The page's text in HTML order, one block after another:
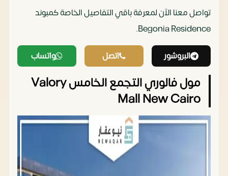
تواصل معنا الآن لمعرفة باقي التفاصيل الخاصة كمبوند
Begonia Residence.
البروشور اتصل واتساب
مول فالوري التجمع الخامس Valory
Mall New Cairo